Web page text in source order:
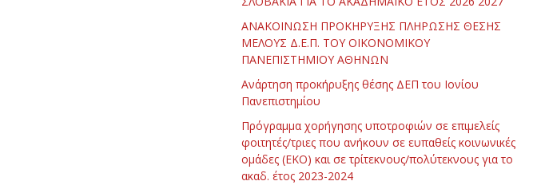
ΑΝΑΚΟΙΝΩΣΗ ΠΡΟΚΗΡΥΞΗΣ ΠΛΗΡΩΣΗΣ ΘΕΣΗΣ
ΜΕΛΟΥΣ Δ.Ε.Π. ΤΟΥ ΟΙΚΟΝΟΜΙΚΟΥ
ΠΑΝΕΠΙΣΤΗΜΙΟΥ ΑΘΗΝΩΝ
Ανάρτηση προκήρυξης θέσης ΔΕΠ του Ιονίου
Πανεπιστημίου
Πρόγραμμα χορήγησης υποτροφιών σε επιμελείς
φοιτητές/τριες που ανήκουν σε ευπαθείς κοινωνικές
ομάδες (ΕΚΟ) και σε τρίτεκνους/πολύτεκνους για το
ακαδ. έτος 2023-2024